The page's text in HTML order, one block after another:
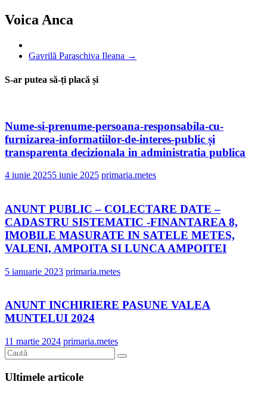
Voica Anca
Gavrilă Paraschiva Ileana →
S-ar putea să-ți placă și
Nume-si-prenume-persoana-responsabila-cu-
furnizarea-informatiilor-de-interes-public și
transparenta decizionala in administratia publica
4 iunie 20255 iunie 2025 primaria.metes
ANUNT PUBLIC – COLECTARE DATE –
CADASTRU SISTEMATIC -FINANTAREA 8,
IMOBILE MASURATE IN SATELE METES,
VALENI, AMPOITA SI LUNCA AMPOITEI
5 ianuarie 2023 primaria.metes
ANUNT INCHIRIERE PASUNE VALEA
MUNTELUI 2024
11 martie 2024 primaria.metes
Ultimele articole